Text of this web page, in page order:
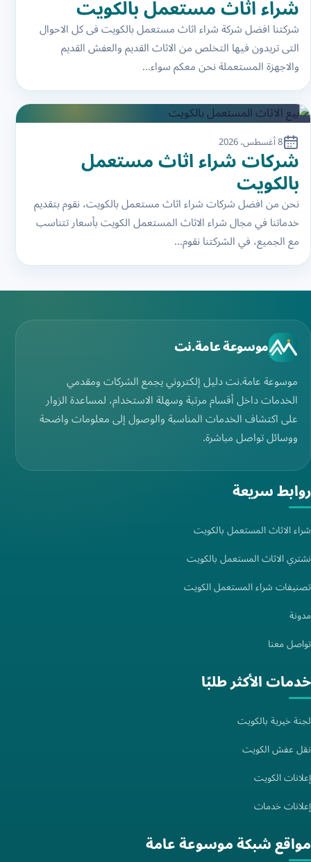
شراء اثاث مستعمل بالكويت
شركتنا افضل شركة شراء اثاث مستعمل بالكويت فى كل الاحوال
التى تريدون فيها التخلص من الاثاث القديم والعفش القديم
والاجهزة المستعملة نحن معكم سواء…
8 أغسطس، 2026
شركات شراء اثاث مستعمل
بالكويت
نحن من افضل شركات شراء اثاث مستعمل بالكويت، نقوم بتقديم
خدماتنا في مجال شراء الاثاث المستعمل الكويت بأسعار تتناسب
مع الجميع، في الشركتنا نقوم…
موسوعة عامة.نت
موسوعة عامة.نت دليل إلكتروني يجمع الشركات ومقدمي
الخدمات داخل أقسام مرتبة وسهلة الاستخدام، لمساعدة الزوار
على اكتشاف الخدمات المناسبة والوصول إلى معلومات واضحة
ووسائل تواصل مباشرة.
روابط سريعة
شراء الاثاث المستعمل بالكويت
نشتري الاثاث المستعمل بالكويت
تصنيفات شراء المستعمل الكويت
مدونة
تواصل معنا
خدمات الأكثر طلبًا
لجنة خيرية بالكويت
نقل عفش الكويت
إعلانات الكويت
إعلانات خدمات
مواقع شبكة موسوعة عامة